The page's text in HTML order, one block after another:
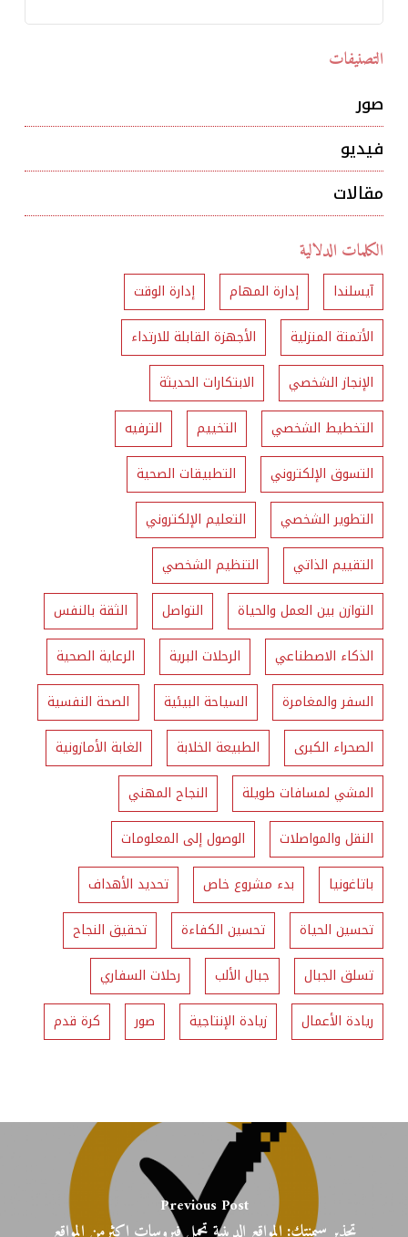
التصنيفات
صور
فيديو
مقالات
الكلمات الدلالية
آيسلندا إدارة المهام
إدارة الوقت
الأتمتة المنزلية
الأجهزة القابلة للارتداء
الإنجاز الشخصي
الابتكارات الحديثة
التخطيط الشخصي
التخييم
الترفيه
التسوق الإلكتروني
التطبيقات الصحية
التطوير الشخصي
التعليم الإلكتروني
التقييم الذاتي
التنظيم الشخصي
التوازن بين العمل والحياة
التواصل
الثقة بالنفس
الذكاء الاصطناعي
الرحلات البرية
الرعاية الصحية
السفر والمغامرة
السياحة البيئية
الصحة النفسية
الصحراء الكبرى
الطبيعة الخلابة
الغابة الأمازونية
المشي لمسافات طويلة
النجاح المهني
النقل والمواصلات
الوصول إلى المعلومات
باتاغونيا
بدء مشروع خاص
تحديد الأهداف
تحسين الحياة
تحسين الكفاءة
تحقيق النجاح
تسلق الجبال
جبال الألب
رحلات السفاري
ريادة الأعمال
زيادة الإنتاجية صور كرة قدم
Previous Post